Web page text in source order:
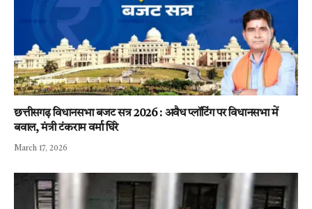
छत्तीसगढ़ विधानसभा बजट सत्र 2026 : अवैध प्लॉटिंग पर विधानसभा में
बवाल, मंत्री टंकराम वर्मा घिरे
March 17, 2026